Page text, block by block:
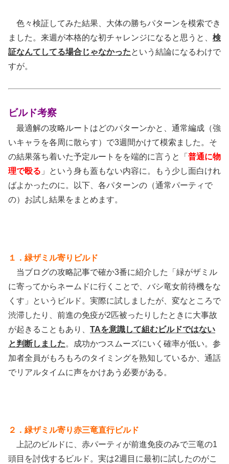
色々検証してみた結果、大体の勝ちパターンを模索でき
ました。来週が本格的な初チャレンジになると思うと、 検
証なんてしてる場合じゃなかったという結論になるわけで
すが。
ビルド考察
最適解の攻略ルートはどのパターンかと、通常編成（強
いキャラを各周に散らす）で3週間かけて模索ました。そ
の結果落ち着いた予定ルートをを端的に言うと「 普通に物
理で殴る 」という身も蓋もない内容に。もう少し面白けれ
ばよかったのに。以下、各パターンの（通常パーティで
の）お試し結果をまとめます。
１．緑ザミル寄りビルド
当ブログの攻略記事で確か3番に紹介した「緑がザミル
に寄ってからネームドに行くことで、バシ竜女前待機をな
くす」というビルド。実際に試しましたが、変なところで
渋滞したり、前進の免疫が2匹被ったりしたときに大事故
が起きることもあり、 TAを意識して組むビルドではない
と判断しました。成功かつスムーズにいく確率が低い。参
加者全員がもろもろのタイミングを熟知しているか、通話
でリアルタイムに声をかけあう必要がある。
２．緑ザミル寄り赤三竜直行ビルド
上記のビルドに、赤パーティが前進免疫のみで三竜の1
頭目を討伐するビルド。実は2週目に最初に試したのがこ